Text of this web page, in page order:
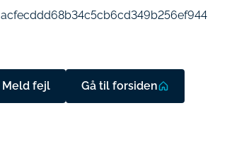
acfecddd68b34c5cb6cd349b256ef944
Meld fejl Gå til forsiden